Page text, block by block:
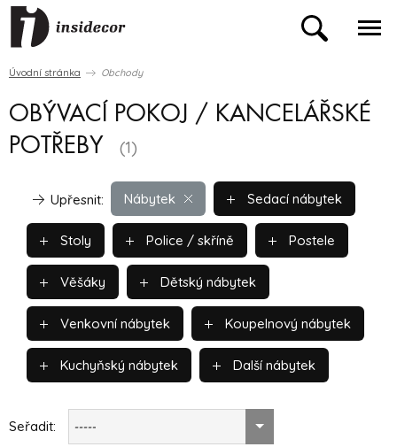
Úvodní stránka Obchody
OBÝVACÍ POKOJ / KANCELÁŘSKÉ
POTŘEBY
(1)
Nábytek
Upřesnit: Sedací nábytek
Stoly Police / skříně Postele
Věšáky Dětský nábytek
Venkovní nábytek Koupelnový nábytek
Kuchyňský nábytek Další nábytek
Seřadit: -----